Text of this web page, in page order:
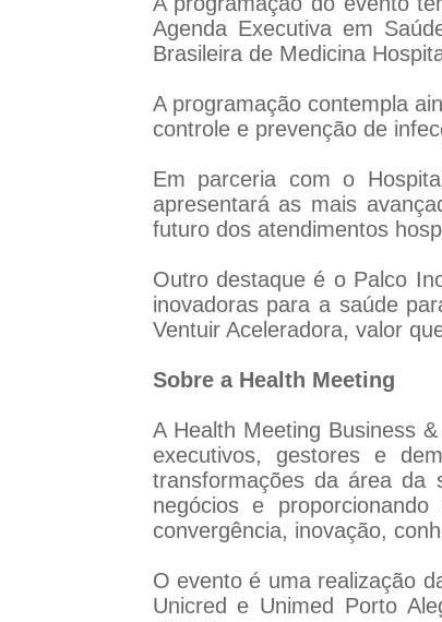
Agenda Executiva em
Brasileira de Medicina
A programação contempla
controle e prevenção de
Em parceria com o
apresentará as mais
futuro dos atendimentos
Outro destaque é o Palco
inovadoras para a saúde
Ventuir Aceleradora, valor
Sobre a Health Meeting
A Health Meeting Business
executivos, gestores e
transformações da área da
negócios e
convergência, inovação,
O evento é uma realização
Unicred e Unimed Porto